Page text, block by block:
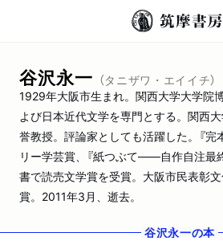
谷沢永一 （タニザワ・エイイチ）
1929年大阪市生まれ。関西大学大学院
よび日本近代文学を専門とする。関西
誉教授。評論家としても活躍した。『
リー学芸賞、『紙つぶて――自作自注最
書で読売文学賞を受賞。大阪市民表彰
賞。2011年3月、逝去。
谷沢永一の本